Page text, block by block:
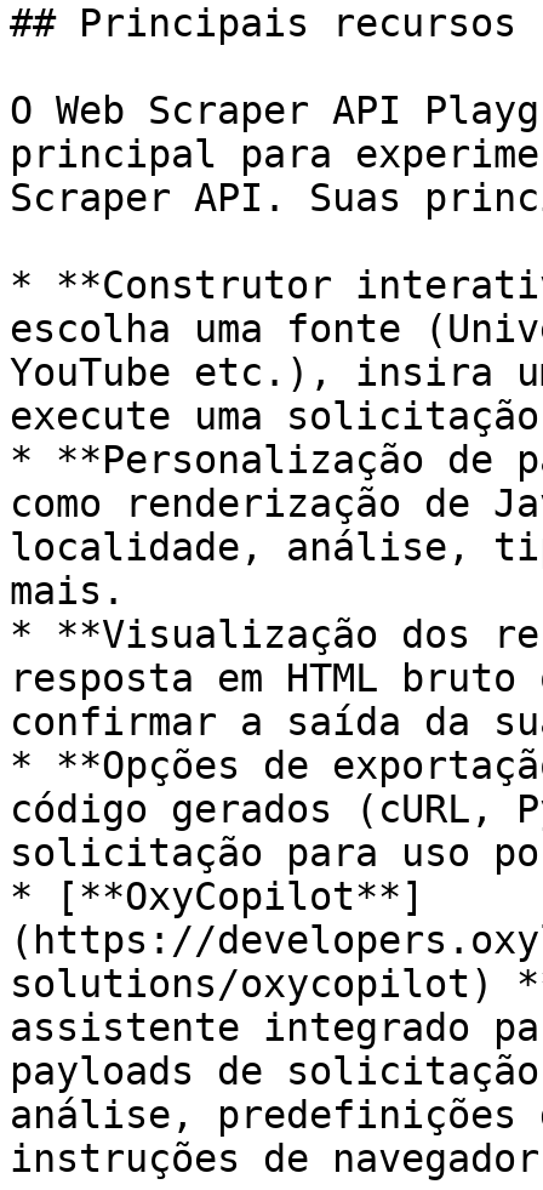
## Principais recursos
O Web Scraper API
principal para
Scraper API. Suas
* **Construtor
escolha uma fonte
YouTube etc.), insira
execute uma
* **Personalização de
como renderização de
localidade, análise,
mais.
* **Visualização dos
resposta em HTML
confirmar a saída da
* **Opções de
código gerados (cURL,
solicitação para uso
* [**OxyCopilot**]
(https://
solutions/oxycopilot)
assistente integrado
payloads de
análise,
instruções de